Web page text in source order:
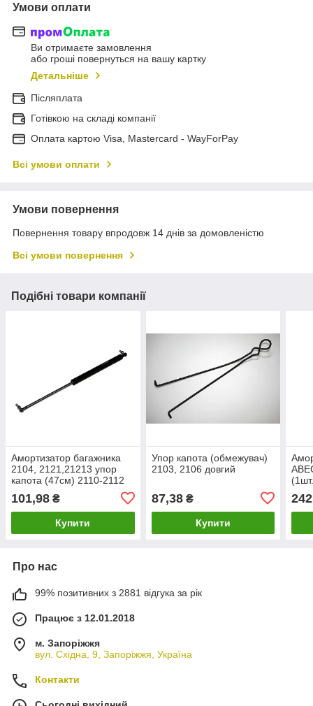
Умови оплати
Ви отримаєте замовлення
або гроші повернуться на вашу картку
Детальніше
Післяплата
Готівкою на складі компанії
Оплата картою Visa, Mastercard - WayForPay
Всі умови оплати
Умови повернення
Повернення товару впродовж 14 днів за домовленістю
Всі умови повернення
Подібні товари компанії
Амортизатор багажника
2104, 2121,21213 упор
капота (47см) 2110-2112
амортизатор багажника
101,98 ₴
Купити
Упор капота (обмежувач)
2103, 2106 довгий
87,38₴
Купити
460)
Про нас
99% позитивних з 2881 відгука за рік
Працює з 12.01.2018
м. Запоріжжя
вул. Східна, 9, Запоріжжя, Україна
Контакти